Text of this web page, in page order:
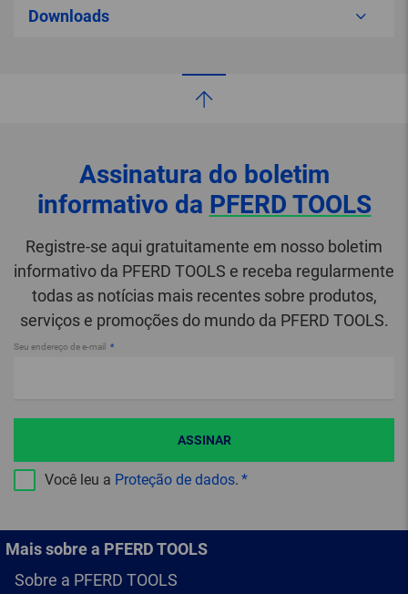
Downloads
Assinatura do boletim
informativo da PFERD TOOLS
Registre-se aqui gratuitamente em nosso boletim
informativo da PFERD TOOLS e receba regularmente
todas as notícias mais recentes sobre produtos,
serviços e promoções do mundo da PFERD TOOLS.
Seu endereço de e-mail
Você leu a Proteção de dados.
ASSINAR
Mais sobre a PFERD TOOLS
Sobre a PFERD TOOLS